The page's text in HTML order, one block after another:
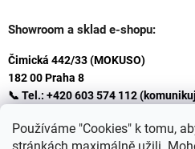
Používáme "Cookies" k tomu,
Showroom a sklad e-shopu:
Čimická 442/33 (MOKUSO)
182 00 Praha 8
📞 Tel.: +420 603 574 112